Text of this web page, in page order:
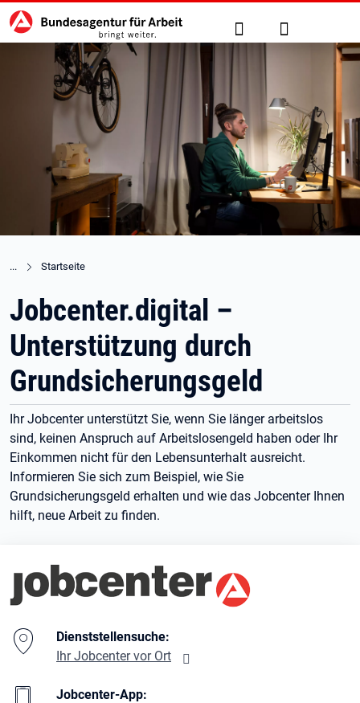
zu den Hauptinhalten springen
Hauptnavigation Suche Anmelden
Startseite
Jobcenter.digital –
Unterstützung durch
Grundsicherungsgeld
Ihr Jobcenter unterstützt Sie, wenn Sie länger arbeitslos
sind, keinen Anspruch auf Arbeitslosengeld haben oder Ihr
Einkommen nicht für den Lebensunterhalt ausreicht.
Informieren Sie sich zum Beispiel, wie Sie
Grundsicherungsgeld erhalten und wie das Jobcenter Ihnen
hilft, neue Arbeit zu finden.
Branding-Bereich Beschreibung
Dienststellensuche:
Ihr Jobcenter vor Ort
Jobcenter-App: